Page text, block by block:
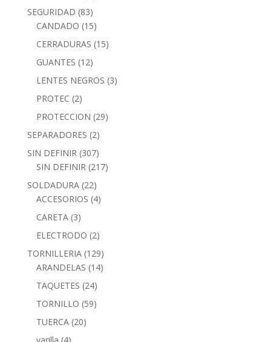
SEGURIDAD (83)
CANDADO (15)
CERRADURAS (15)
GUANTES (12)
LENTES NEGROS (3)
PROTEC (2)
PROTECCION (29)
SEPARADORES (2)
SIN DEFINIR (307)
SIN DEFINIR (217)
SOLDADURA (22)
ACCESORIOS (4)
CARETA (3)
ELECTRODO (2)
TORNILLERIA (129)
ARANDELAS (14)
TAQUETES (24)
TORNILLO (59)
TUERCA (20)
varilla (4)